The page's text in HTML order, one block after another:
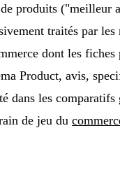
produits ("meilleur
traités par les
dont les fiches
Product, avis,
dans les
de jeu du